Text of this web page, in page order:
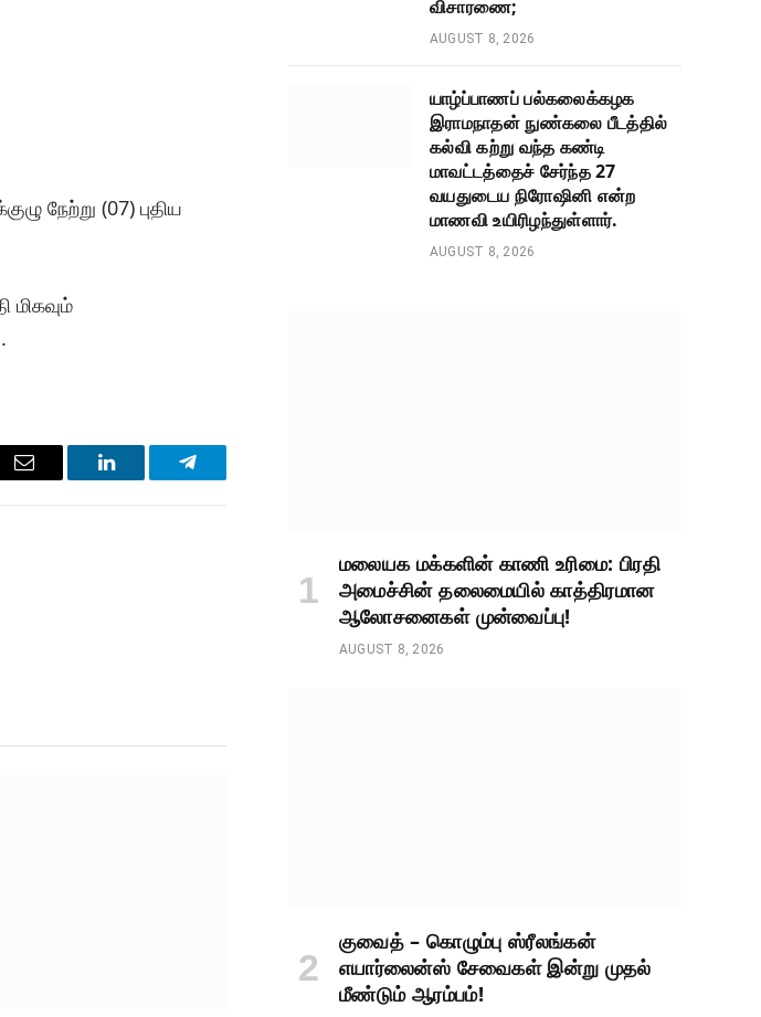
நேற்று (07) புதிய
மிகவும்
Email LinkedIn Telegram
விசாரணை;
AUGUST 8, 2026
யாழ்ப்பாணப் பல்கலைக்கழக
இராமநாதன் நுண்கலை பீடத்தில்
கல்வி கற்று வந்த கண்டி
மாவட்டத்தைச் சேர்ந்த 27
வயதுடைய நிரோஷினி என்ற
மாணவி உயிரிழந்துள்ளார்.
AUGUST 8, 2026
மலையக மக்களின் காணி உரிமை: பிரதி
அமைச்சின் தலைமையில் காத்திரமான
ஆலோசனைகள் முன்வைப்பு!
AUGUST 8, 2026
குவைத் – கொழும்பு ஸ்ரீலங்கன்
எயார்லைன்ஸ் சேவைகள் இன்று முதல்
மீண்டும் ஆரம்பம்!